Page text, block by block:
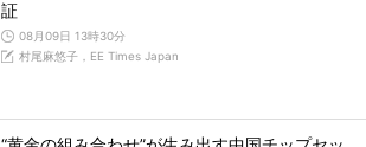
証
08月09日 13時30分
村尾麻悠子，EE Times Japan